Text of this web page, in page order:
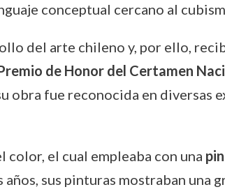
conceptual cercano al
del arte chileno y, por ello,
de Honor del Certamen
obra fue reconocida en diversas
el cual empleaba con una
sus pinturas mostraban